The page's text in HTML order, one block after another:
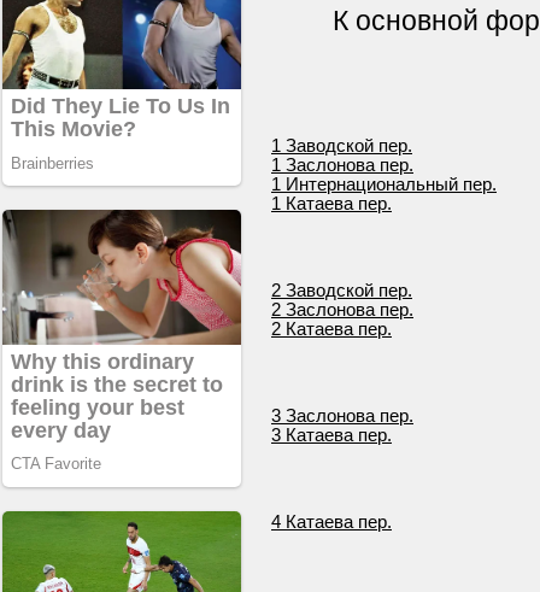
К основной
1 Заводской пер.
1 Заслонова пер.
1 Интернациональный пер.
1 Катаева пер.
2 Заводской пер.
2 Заслонова пер.
2 Катаева пер.
3 Заслонова пер.
3 Катаева пер.
4 Катаева пер.